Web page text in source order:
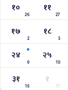
१०
26
११
27
१७
2
१८
3
२४
9
२५
10
३१
16
१
17